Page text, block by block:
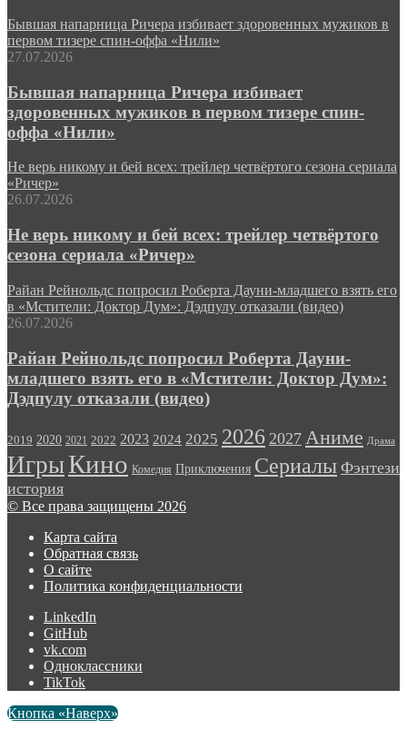
Бывшая напарница Ричера избивает здоровенных мужиков в
первом тизере спин-оффа «Нили»
27.07.2026
Бывшая напарница Ричера избивает
здоровенных мужиков в первом тизере спин-
оффа «Нили»
Не верь никому и бей всех: трейлер четвёртого сезона сериала
«Ричер»
26.07.2026
Не верь никому и бей всех: трейлер четвёртого
сезона сериала «Ричер»
Райан Рейнольдс попросил Роберта Дауни-младшего взять его
в «Мстители: Доктор Дум»: Дэдпулу отказали (видео)
26.07.2026
Райан Рейнольдс попросил Роберта Дауни-
младшего взять его в «Мстители: Доктор Дум»:
Дэдпулу отказали (видео)
2019 2020 2021 2022 2023 2024 2025 2026 2027 Аниме Драма
ИгрыКино Комедия Приключения Сериалы Фэнтези
история
© Все права защищены 2026
Карта сайта
Обратная связь
О сайте
Политика конфиденциальности
LinkedIn
GitHub
vk.com
Одноклассники
TikTok
Кнопка «Наверх»